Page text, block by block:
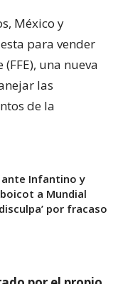
México y
para vender
una nueva
las
de la
ante Infantino y
a Mundial
por fracaso